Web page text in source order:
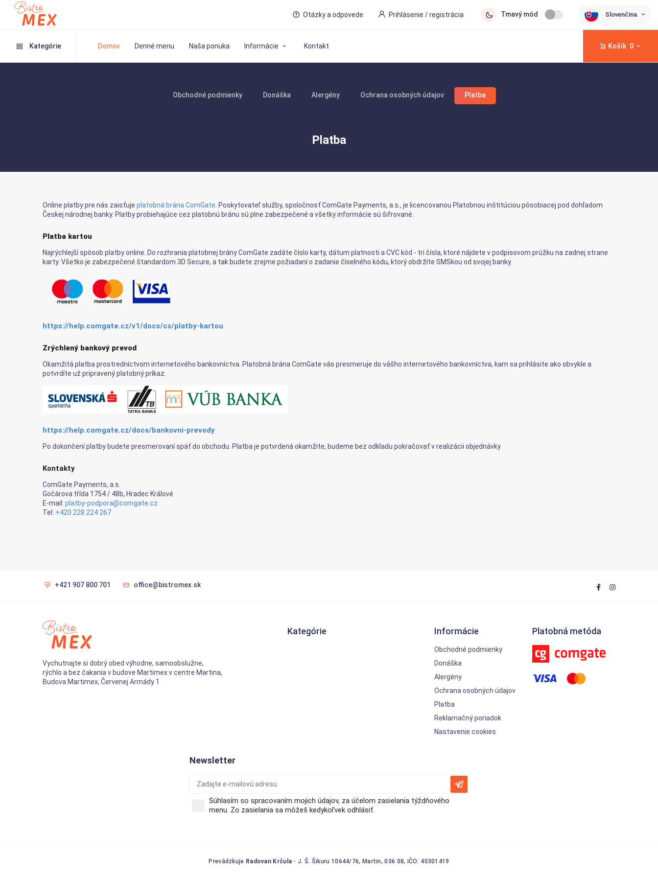
Otázky a odpovede Prihlásenie / registrácia Tmavý mód Slovenčina
Kategórie Domov Denné menu Naša ponuka Informácie Kontakt Košík 0
Obchodné podmienky Donáška Alergény Ochrana osobných údajov Platba
Platba
Online platby pre nás zaisťuje platobná brána ComGate . Poskytovateľ služby, spoločnosť ComGate Payments, a.s., je licencovanou Platobnou inštitúciou pôsobiacej pod dohľadom
Českej národnej banky. Platby probiehajúce cez platobnú bránu sú plne zabezpečené a všetky informácie sú šifrované.
Platba kartou
Najrýchlejší spôsob platby online. Do rozhrania platobnej brány ComGate zadáte číslo karty, dátum platnosti a CVC kód - tri čísla, ktoré nájdete v podpisovom prúžku na zadnej strane
karty. Všetko je zabezpečené štandardom 3D Secure, a tak budete zrejme požiadaní o zadanie číselného kódu, ktorý obdržíte SMSkou od svojej banky.
https://help.comgate.cz/v1/docs/cs/platby-kartou
Zrýchlený bankový prevod
Okamžitá platba prostredníctvom internetového bankovníctva. Platobná brána ComGate vás presmeruje do vášho internetového bankovníctva, kam sa prihlásite ako obvykle a
potvrdíte už pripravený platobný príkaz.
https://help.comgate.cz/docs/bankovni-prevody
Po dokončení platby budete presmerovaní späť do obchodu. Platba je potvrdená okamžite, budeme bez odkladu pokračovať v realizácii objednávky
Kontakty
ComGate Payments, a.s.
Gočárova třída 1754 / 48b, Hradec Králové
E-mail: platby-podpora@comgate.cz
Tel: +420 228 224 267
+421 907 800 701 office@bistromex.sk
Vychutnajte si dobrý obed výhodne, samoobslužne,
rýchlo a bez čakania v budove Martimex v centre Martina,
Budova Martimex, Červenej Armády 1
Kategórie Informácie
Obchodné podmienky
Donáška
Alergény
Ochrana osobných údajov
Platba
Reklamačný poriadok
Nastavenie cookies
Platobná metóda
Newsletter
Súhlasím so spracovaním mojich údajov, za účelom zasielania týždňového
menu. Zo zasielania sa môžeš kedykoľvek odhlásiť.
Prevádzkuje Radovan Krčula - J. Š. Šikuru 10644/76, Martin, 036 08, IČO: 40301419